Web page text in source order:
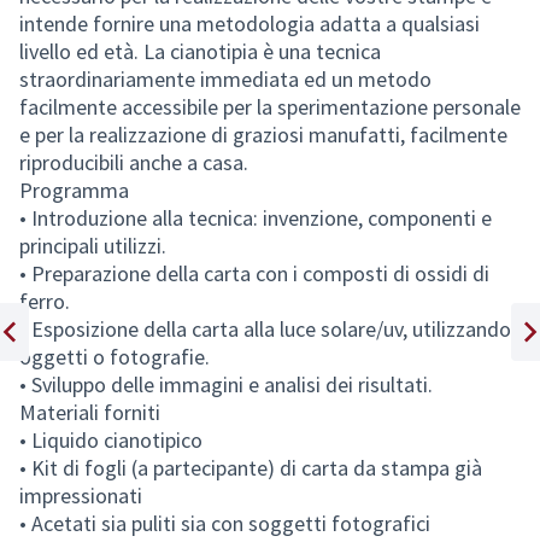
item
intende fornire una metodologia adatta a qualsiasi
livello ed età. La cianotipia è una tecnica
straordinariamente immediata ed un metodo
facilmente accessibile per la sperimentazione personale
e per la realizzazione di graziosi manufatti, facilmente
riproducibili anche a casa.
Programma
• Introduzione alla tecnica: invenzione, componenti e
principali utilizzi.
• Preparazione della carta con i composti di ossidi di
ferro.
• Esposizione della carta alla luce solare/uv, utilizzando
oggetti o fotografie.
• Sviluppo delle immagini e analisi dei risultati.
Materiali forniti
• Liquido cianotipico
• Kit di fogli (a partecipante) di carta da stampa già
impressionati
• Acetati sia puliti sia con soggetti fotografici